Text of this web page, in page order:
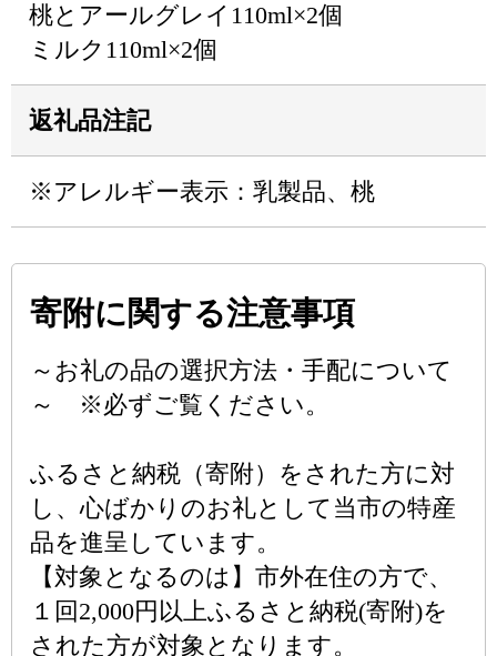
桃とアールグレイ110ml×2個
ミルク110ml×2個
返礼品注記
※アレルギー表示：乳製品、桃
寄附に関する注意事項
～お礼の品の選択方法・手配について
～ ※必ずご覧ください。
ふるさと納税（寄附）をされた方に対
し、心ばかりのお礼として当市の特産
品を進呈しています。
【対象となるのは】市外在住の方で、
１回2,000円以上ふるさと納税(寄附)を
された方が対象となります。